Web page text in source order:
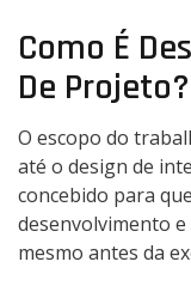
Como É
De Projeto?
O escopo do
até o design de
concebido para
desenvolvimento
mesmo antes da